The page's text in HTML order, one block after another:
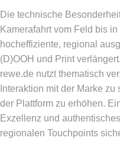
Die technische
Kamerafahrt vom Feld bis
hocheffiziente, regional
(D)OOH und Print
rewe.de nutzt thematisch
Interaktion mit der Marke
der Plattform zu erhöhen.
Exzellenz und
regionalen Touchpoints